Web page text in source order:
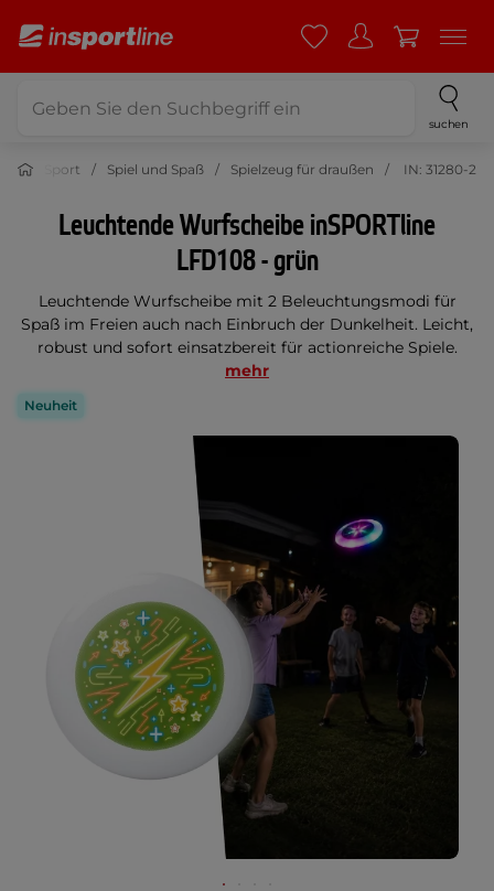
suchen
Sport Spiel und Spaß Spielzeug für draußen IN: 31280-2
Leuchtende Wurfscheibe inSPORTline
LFD108 - grün
Leuchtende Wurfscheibe mit 2 Beleuchtungsmodi für
Spaß im Freien auch nach Einbruch der Dunkelheit. Leicht,
robust und sofort einsatzbereit für actionreiche Spiele.
mehr
Neuheit